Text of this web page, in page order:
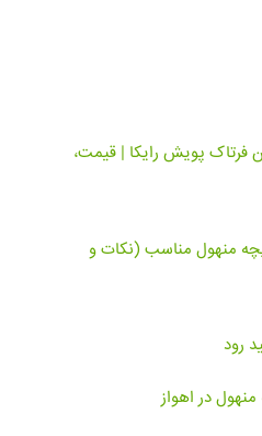
فرتاک پویش رایکا | قیمت،
منهول مناسب (نکات و
رود
در اهواز